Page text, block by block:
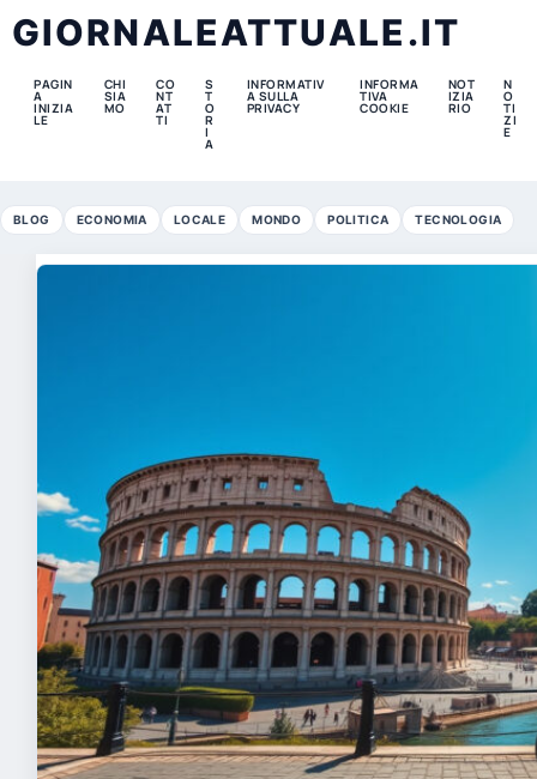
GIORNALEATTUALE.IT
PAGIN
A
INIZIA
LE
CHI
SIA
MO
CO
NT
AT
TI
S
T
O
R
I
A
INFORMATIV
A SULLA
PRIVACY
INFORMA
TIVA
COOKIE
NOT
IZIA
RIO
N
O
TI
ZI
E
BLOG ECONOMIA LOCALE MONDO POLITICA TECNOLOGIA